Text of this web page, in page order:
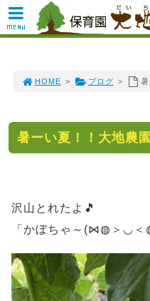
HOME > ブログ >
暑ーい夏！！大地農
沢山とれたよ🎵
「かぼちゃ～(⋈◍＞◡
MENU